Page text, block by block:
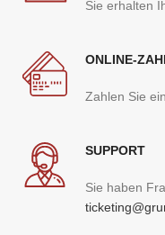
Sie erhalten
ONLINE-
Zahlen Sie
SUPPORT
Sie haben